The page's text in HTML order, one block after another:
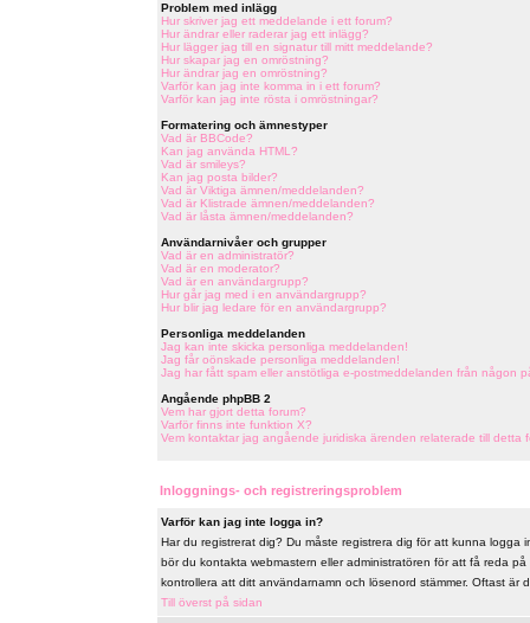
Problem med inlägg
Hur skriver jag ett meddelande i ett forum?
Hur ändrar eller raderar jag ett inlägg?
Hur lägger jag till en signatur till mitt meddelande?
Hur skapar jag en omröstning?
Hur ändrar jag en omröstning?
Varför kan jag inte komma in i ett forum?
Varför kan jag inte rösta i omröstningar?
Formatering och ämnestyper
Vad är BBCode?
Kan jag använda HTML?
Vad är smileys?
Kan jag posta bilder?
Vad är Viktiga ämnen/meddelanden?
Vad är Klistrade ämnen/meddelanden?
Vad är låsta ämnen/meddelanden?
Användarnivåer och grupper
Vad är en administratör?
Vad är en moderator?
Vad är en användargrupp?
Hur går jag med i en användargrupp?
Hur blir jag ledare för en användargrupp?
Personliga meddelanden
Jag kan inte skicka personliga meddelanden!
Jag får oönskade personliga meddelanden!
Jag har fått spam eller anstötliga e-postmeddelanden från någon
Angående phpBB 2
Vem har gjort detta forum?
Varför finns inte funktion X?
Vem kontaktar jag angående juridiska ärenden relaterade till detta
Inloggnings- och registreringsproblem
Varför kan jag inte logga in?
Har du registrerat dig? Du måste registrera dig för att kunna
bör du kontakta webmastern eller administratören för att få reda
kontrollera att ditt användarnamn och lösenord stämmer. Oftast är
Till överst på sidan